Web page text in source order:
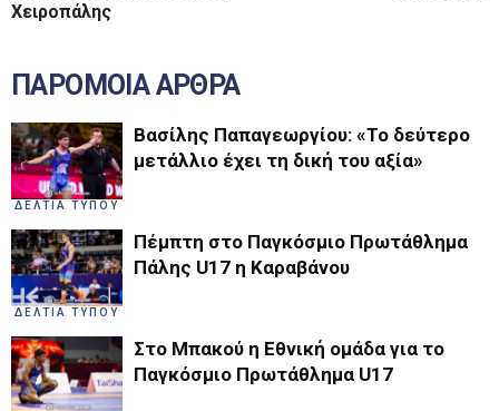
Χειροπάλης
ΠΑΡΟΜΟΙΑ ΑΡΘΡΑ
ΔΕΛΤΙΑ ΤΥΠΟΥ
Βασίλης Παπαγεωργίου: «Το δεύτερο
μετάλλιο έχει τη δική του αξία»
ΔΕΛΤΙΑ ΤΥΠΟΥ
Πέμπτη στο Παγκόσμιο Πρωτάθλημα
Πάλης U17 η Καραβάνου
Στο Μπακού η Εθνική ομάδα για το
Παγκόσμιο Πρωτάθλημα U17